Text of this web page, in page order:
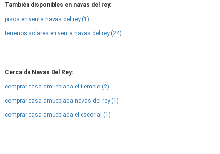
También disponibles en navas del rey:
pisos en venta navas del rey (1)
terrenos solares en venta navas del rey (24)
Cerca de Navas Del Rey:
comprar casa amueblada el tiemblo (2)
comprar casa amueblada navas del rey (1)
comprar casa amueblada el escorial (1)